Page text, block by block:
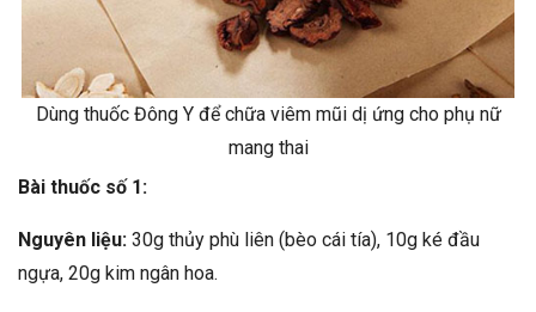
Dùng thuốc Đông Y để chữa viêm mũi dị ứng cho phụ nữ
mang thai
Bài thuốc số 1:
Nguyên liệu: 30g thủy phù liên (bèo cái tía), 10g ké đầu
ngựa, 20g kim ngân hoa.